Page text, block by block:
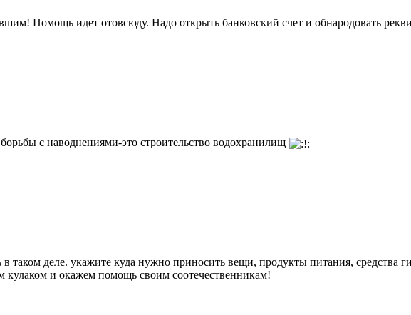
Помощь идет отовсюду. Надо открыть банковский счет и обнародовать
с наводнениями-это строительство водохранилищ
таком деле. укажите куда нужно приносить вещи, продукты питания, средства
и окажем помощь своим соотечественникам!